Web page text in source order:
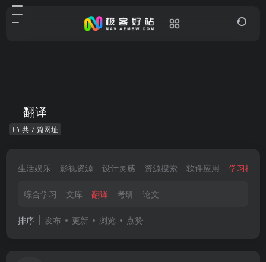
翻译
共 7 篇网址
生活娱乐 影视资源 设计灵感 资源搜索 软件应用 学习提升
综合学习 文库 翻译 考研 论文
排序 发布 更新 浏览 点赞